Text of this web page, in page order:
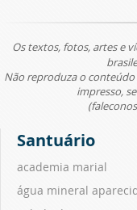
Os textos, fotos, artes e
Não reproduza o
impresso,
Santuário
academia marial
água mineral